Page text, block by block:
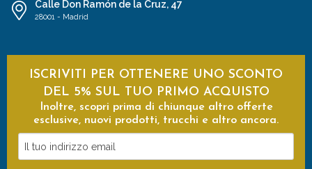
Calle Don Ramón de la Cruz, 47
28001 - Madrid
ISCRIVITI PER OTTENERE UNO SCONTO
DEL 5% SUL TUO PRIMO ACQUISTO
Inoltre, scopri prima di chiunque altro offerte
esclusive, nuovi prodotti, trucchi e altro ancora.
tuo